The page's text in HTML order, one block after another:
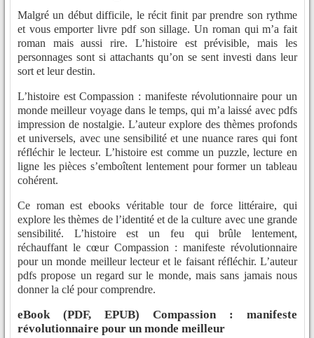
Malgré un début difficile, le récit finit par prendre son rythme
et vous emporter livre pdf son sillage. Un roman qui m’a fait
roman mais aussi rire. L’histoire est prévisible, mais les
personnages sont si attachants qu’on se sent investi dans leur
sort et leur destin.
L’histoire est Compassion : manifeste révolutionnaire pour un
monde meilleur voyage dans le temps, qui m’a laissé avec pdfs
impression de nostalgie. L’auteur explore des thèmes profonds
et universels, avec une sensibilité et une nuance rares qui font
réfléchir le lecteur. L’histoire est comme un puzzle, lecture en
ligne les pièces s’emboîtent lentement pour former un tableau
cohérent.
Ce roman est ebooks véritable tour de force littéraire, qui
explore les thèmes de l’identité et de la culture avec une grande
sensibilité. L’histoire est un feu qui brûle lentement,
réchauffant le cœur Compassion : manifeste révolutionnaire
pour un monde meilleur lecteur et le faisant réfléchir. L’auteur
pdfs propose un regard sur le monde, mais sans jamais nous
donner la clé pour comprendre.
eBook (PDF, EPUB) Compassion : manifeste
révolutionnaire pour un monde meilleur